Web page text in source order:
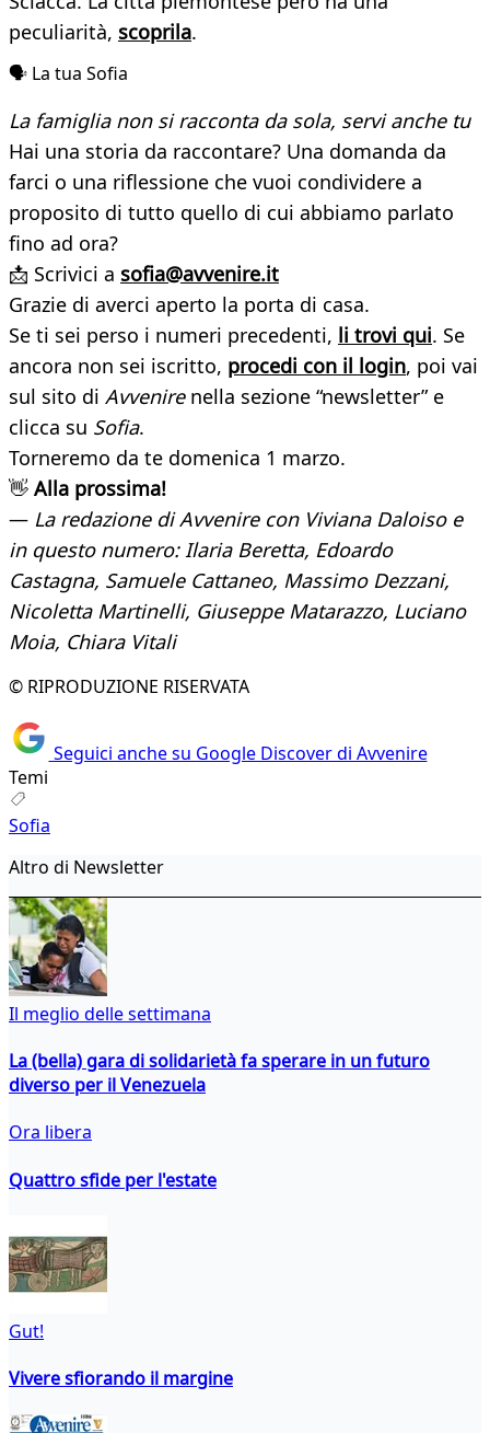
peculiarità, scoprila.
🗣️ La tua Sofia
La famiglia non si racconta da sola, servi anche tu
Hai una storia da raccontare? Una domanda da
farci o una riflessione che vuoi condividere a
proposito di tutto quello di cui abbiamo parlato
fino ad ora?
📩 Scrivici a sofia@avvenire.it
Grazie di averci aperto la porta di casa.
Se ti sei perso i numeri precedenti, li trovi qui. Se
ancora non sei iscritto, procedi con il login, poi vai
sul sito di Avvenirenella sezione “newsletter” e
clicca su Sofia.
Torneremo da te domenica 1 marzo.
👋 Alla prossima!
— La redazione di Avvenire con Viviana Daloiso e
in questo numero: Ilaria Beretta, Edoardo
Castagna, Samuele Cattaneo, Massimo Dezzani,
Nicoletta Martinelli, Giuseppe Matarazzo, Luciano
Moia, Chiara Vitali
© RIPRODUZIONE RISERVATA
Seguici anche su Google Discover di Avvenire
Temi
Sofia
Altro di Newsletter
Il meglio delle settimana
La (bella) gara di solidarietà fa sperare in un futuro
diverso per il Venezuela
Ora libera
Quattro sfide per l'estate
Gut!
Vivere sfiorando il margine